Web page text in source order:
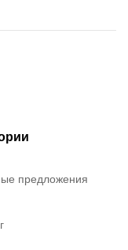
предложения